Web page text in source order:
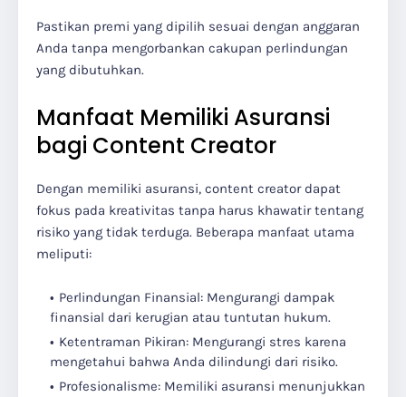
Pastikan premi yang dipilih sesuai dengan anggaran
Anda tanpa mengorbankan cakupan perlindungan
yang dibutuhkan.
Manfaat Memiliki Asuransi
bagi Content Creator
Dengan memiliki asuransi, content creator dapat
fokus pada kreativitas tanpa harus khawatir tentang
risiko yang tidak terduga. Beberapa manfaat utama
meliputi:
Perlindungan Finansial: Mengurangi dampak
finansial dari kerugian atau tuntutan hukum.
Ketentraman Pikiran: Mengurangi stres karena
mengetahui bahwa Anda dilindungi dari risiko.
Profesionalisme: Memiliki asuransi menunjukkan